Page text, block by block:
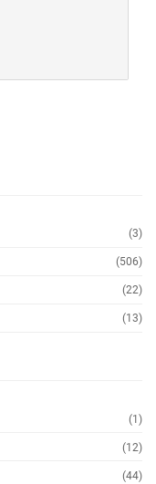
(3)
(506)
(22)
(13)
(1)
(12)
(44)